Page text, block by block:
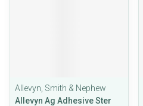
Allevyn, Smith & Nephew
Allevyn Ag Adhesive Ster